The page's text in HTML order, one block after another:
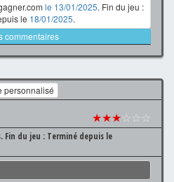
le 13/01/2025. Fin du jeu :
le 18/01/2025.
commentaires
personnalisé
★★★☆☆☆
Fin du jeu : Terminé depuis le